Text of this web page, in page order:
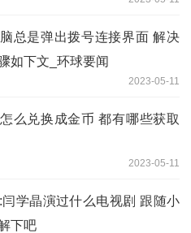
总是弹出拨号连接界面 解决
如下文_环球要闻
2023-05-11
么兑换成金币 都有哪些获取
2023-05-11
学晶演过什么电视剧 跟随小
下吧